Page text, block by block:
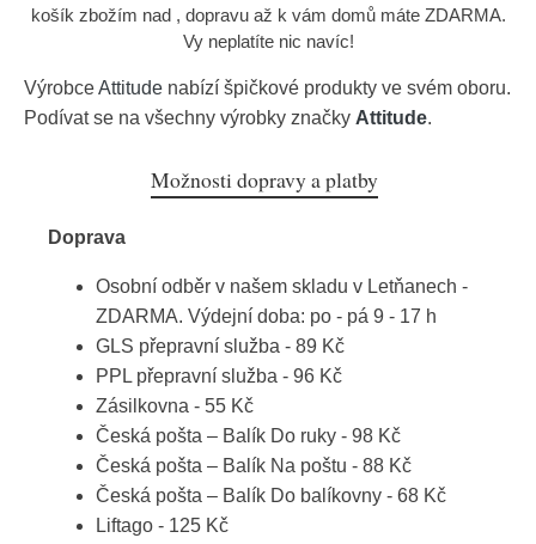
košík zbožím nad , dopravu až k vám domů máte ZDARMA.
Vy neplatíte nic navíc!
VýrobceAttitude nabízí špičkové produkty ve svém oboru.
Podívat se na všechny výrobky značky Attitude.
Možnosti dopravy a platby
Doprava
Osobní odběr v našem skladu v Letňanech -
ZDARMA. Výdejní doba: po - pá 9 - 17 h
GLS přepravní služba - 89 Kč
PPL přepravní služba - 96 Kč
Zásilkovna - 55 Kč
Česká pošta – Balík Do ruky - 98 Kč
Česká pošta – Balík Na poštu - 88 Kč
Česká pošta – Balík Do balíkovny - 68 Kč
Liftago - 125 Kč